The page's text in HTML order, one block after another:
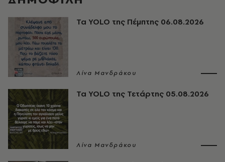
Τα YOLO της Πέμπτης 06.08.2026
Λίνα Μανδράκου
Τα YOLO της Τετάρτης 05.08.2026
Λίνα Μανδράκου